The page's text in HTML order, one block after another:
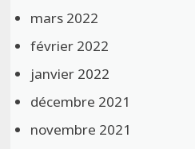
mars 2022
février 2022
janvier 2022
décembre 2021
novembre 2021